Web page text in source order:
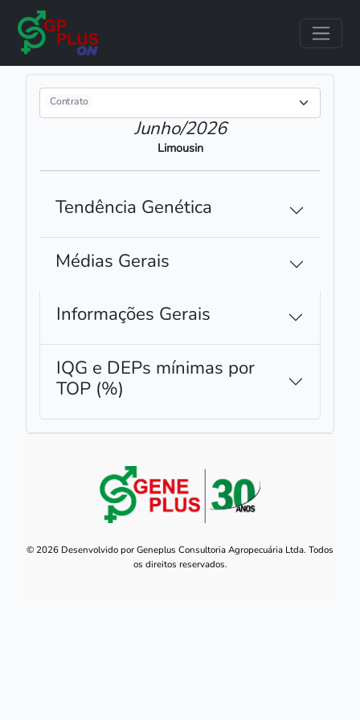
Geral
Contrato
Junho/2026
Limousin
Tendência Genética
Médias Gerais
Informações Gerais
IQG e DEPs mínimas por
TOP (%)
© 2026 Desenvolvido por Geneplus Consultoria Agropecuária Ltda. Todos
os direitos reservados.